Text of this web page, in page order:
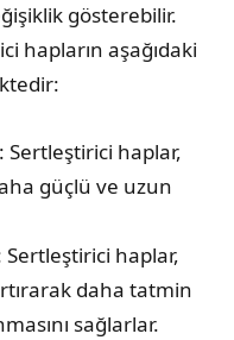
gösterebilir.
hapların aşağıdaki
haplar,
güçlü ve uzun
Sertleştirici haplar,
daha tatmin
sağlarlar.